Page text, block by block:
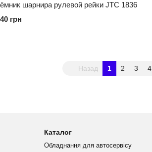
шарнира рулевой рейки JTC 1836
грн
Назад 1 2 3 4
Каталог
Обладнання для автосервісу